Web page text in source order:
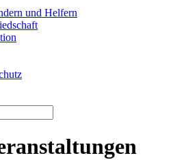
und Helfern